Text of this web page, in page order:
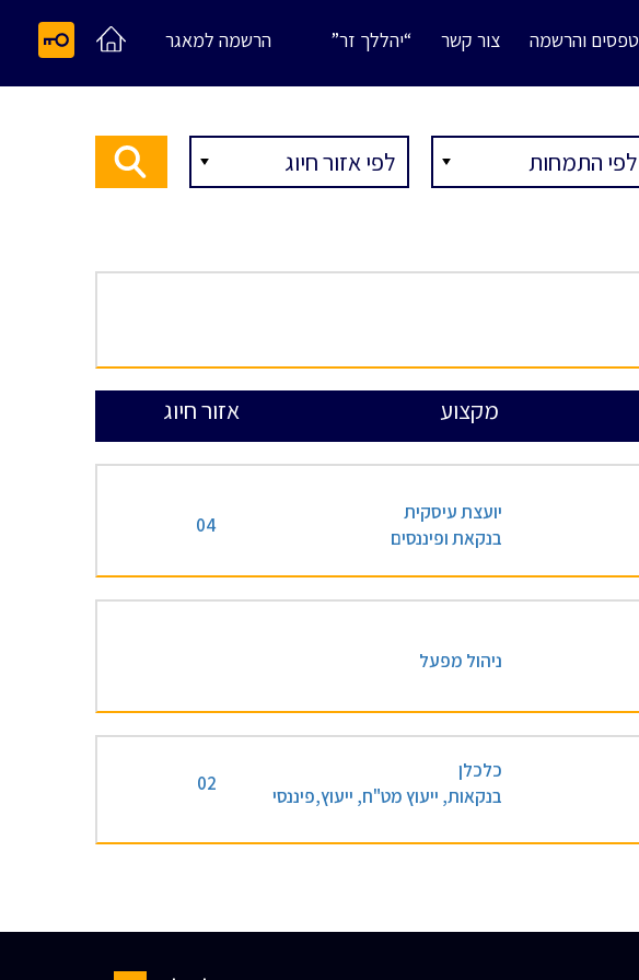
טפסים והרשמה צור קשר “יהללך זר” הרשמה למאגר
מקצוע אזור חיוג
יועצת עיסקית
בנקאת ופיננסים
04
ניהול מפעל
כלכלן
בנקאות, ייעוץ מט"ח, ייעוץ,פיננסי
02